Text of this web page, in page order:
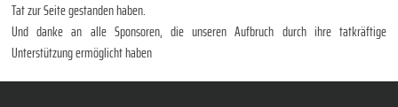
Tat zur Seite gestanden haben.
Und danke an alle Sponsoren, die unseren Aufbruch durch ihre tatkräftige
Unterstützung ermöglicht haben